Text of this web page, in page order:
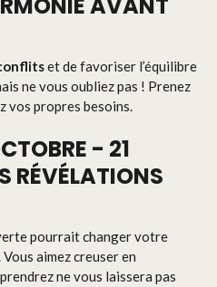
et de favoriser l’équilibre
ne vous oubliez pas ! Prenez
vos propres besoins.
- 21
RÉVÉLATIONS
pourrait changer votre
aimez creuser en
ne vous laissera pas